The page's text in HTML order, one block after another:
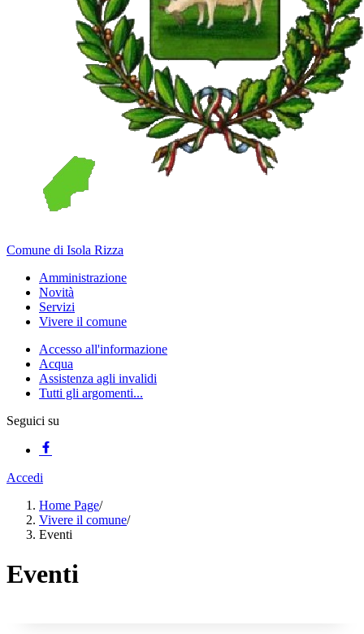
Comune di Isola Rizza
Amministrazione
Novità
Servizi
Vivere il comune
Accesso all'informazione
Acqua
Assistenza agli invalidi
Tutti gli argomenti...
Seguici su
Accedi
Home Page/
Vivere il comune/
Eventi
Eventi